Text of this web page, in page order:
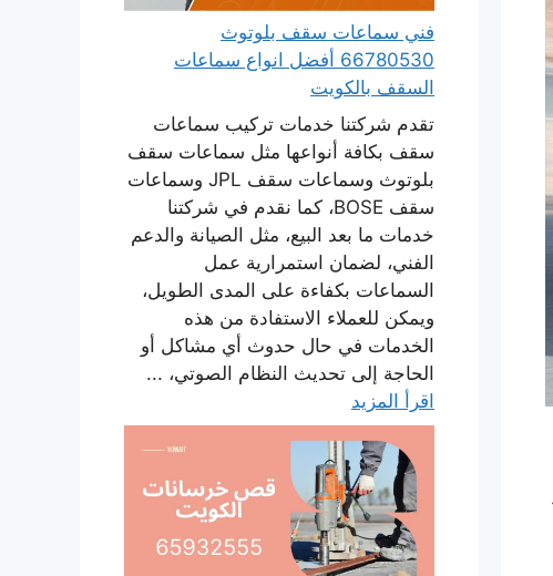
فني سماعات سقف بلوتوث
66780530 أفضل انواع سماعات
السقف بالكويت
تقدم شركتنا خدمات تركيب سماعات
سقف بكافة أنواعها مثل سماعات سقف
بلوتوث وسماعات سقف JPL وسماعات
سقف BOSE، كما نقدم في شركتنا
خدمات ما بعد البيع، مثل الصيانة والدعم
الفني، لضمان استمرارية عمل
السماعات بكفاءة على المدى الطويل،
ويمكن للعملاء الاستفادة من هذه
الخدمات في حال حدوث أي مشاكل أو
الحاجة إلى تحديث النظام الصوتي، ...
اقرأ المزيد